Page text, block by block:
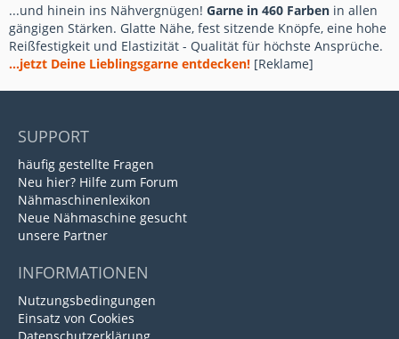
...und hinein ins Nähvergnügen! Garne in 460 Farben in allen
gängigen Stärken. Glatte Nähe, fest sitzende Knöpfe, eine hohe
Reißfestigkeit und Elastizität - Qualität für höchste Ansprüche.
...jetzt Deine Lieblingsgarne entdecken! [Reklame]
SUPPORT
häufig gestellte Fragen
Neu hier? Hilfe zum Forum
Nähmaschinenlexikon
Neue Nähmaschine gesucht
unsere Partner
INFORMATIONEN
Nutzungsbedingungen
Einsatz von Cookies
Datenschutzerklärung